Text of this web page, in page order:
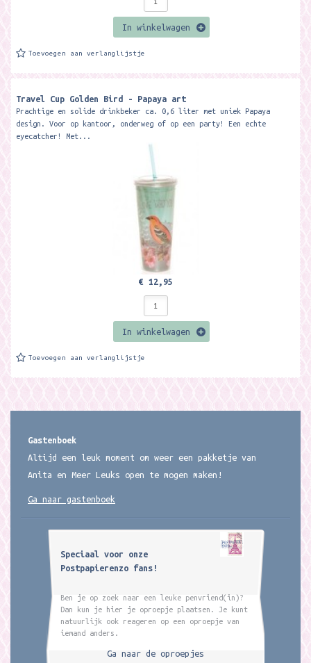
In winkelwagen
Toevoegen aan verlanglijstje
Travel Cup Golden Bird - Papaya art
Prachtige en solide drinkbeker ca. 0,6 liter met uniek Papaya
design. Voor op kantoor, onderweg of op een party! Een echte
eyecatcher! Met...
€ 12,95
In winkelwagen
Toevoegen aan verlanglijstje
Gastenboek
Altijd een leuk moment om weer een pakketje van
Anita en Meer Leuks open te mogen maken!
Ga naar gastenboek
Speciaal voor onze
Postpapierenzo fans!
Ben je op zoek naar een leuke penvriend(in)?
Dan kun je hier je oproepje plaatsen. Je kunt
natuurlijk ook reageren op een oproepje van
iemand anders.
Ga naar de oproepjes